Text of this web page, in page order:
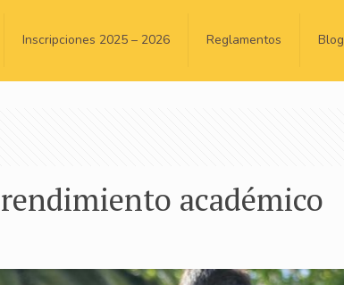
Inscripciones 2025 – 2026 Reglamentos Blog
académico